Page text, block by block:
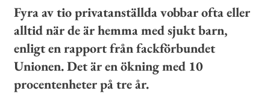
Fyra av tio privatanställda vobbar ofta eller
alltid när de är hemma med sjukt barn,
enligt en rapport från fackförbundet
Unionen. Det är en ökning med 10
procentenheter på tre år.